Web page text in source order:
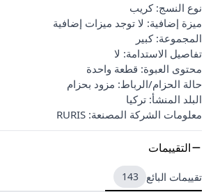
نوع النسج: كريب
ميزة إضافية: لا توجد ميزات إضافية
المجموعة: كبير
تفاصيل الاستدامة: لا
محتوى العبوة: قطعة واحدة
حالة الحزام/الرباط: مزود بحزام
البلد المنشأ: تركيا
معلومات الشركة المصنعة: RURIS
التقييمات
تقييمات البائع 143